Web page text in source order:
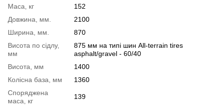
Маса, кг
152
Довжина, мм.
2100
Ширина, мм.
870
Висота по сідлу,
мм
875 мм на типі шин All-terrain tires
asphalt/gravel - 60/40
Висота, мм
1400
Колісна база, мм
1360
Споряджена
маса, кг
139